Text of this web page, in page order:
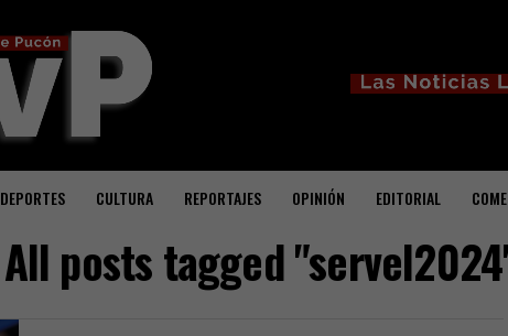
DEPORTES CULTURA REPORTAJES OPINIÓN EDITORIAL
All posts tagged